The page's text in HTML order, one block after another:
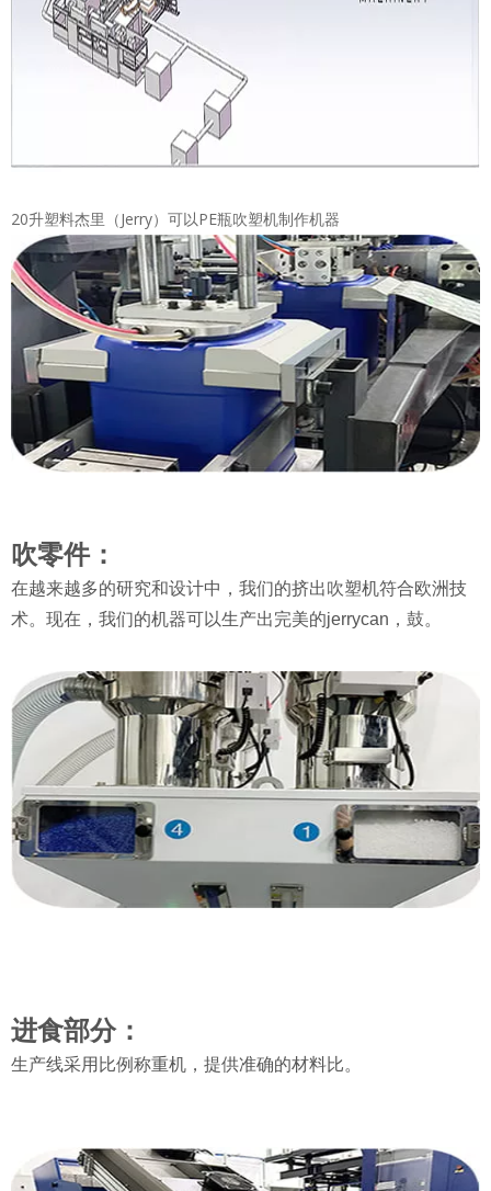
20升塑料杰里（Jerry）可以PE瓶吹塑机制作机器
吹零件：
在越来越多的研究和设计中，我们的挤出吹塑机符合欧洲技
术。现在，我们的机器可以生产出完美的jerrycan，鼓。
进食部分：
生产线采用比例称重机，提供准确的材料比。